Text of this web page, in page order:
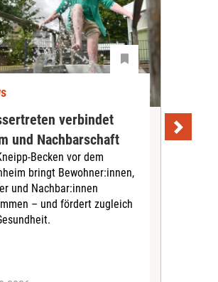
verbindet
und Nachbarschaft
Becken vor dem
bringt Bewohner:innen,
und Nachbar:innen
– und fördert zugleich